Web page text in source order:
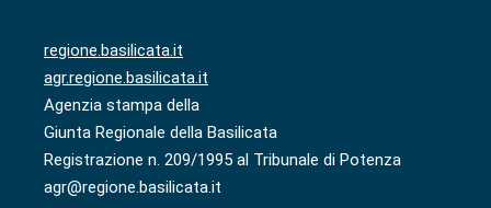
regione.basilicata.it
agr.regione.basilicata.it
Agenzia stampa della
Giunta Regionale della Basilicata
Registrazione n. 209/1995 al Tribunale di Potenza
agr@regione.basilicata.it